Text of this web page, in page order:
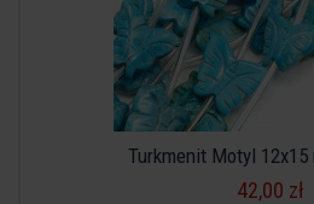
Turkmenit Motyl
42,00 zł